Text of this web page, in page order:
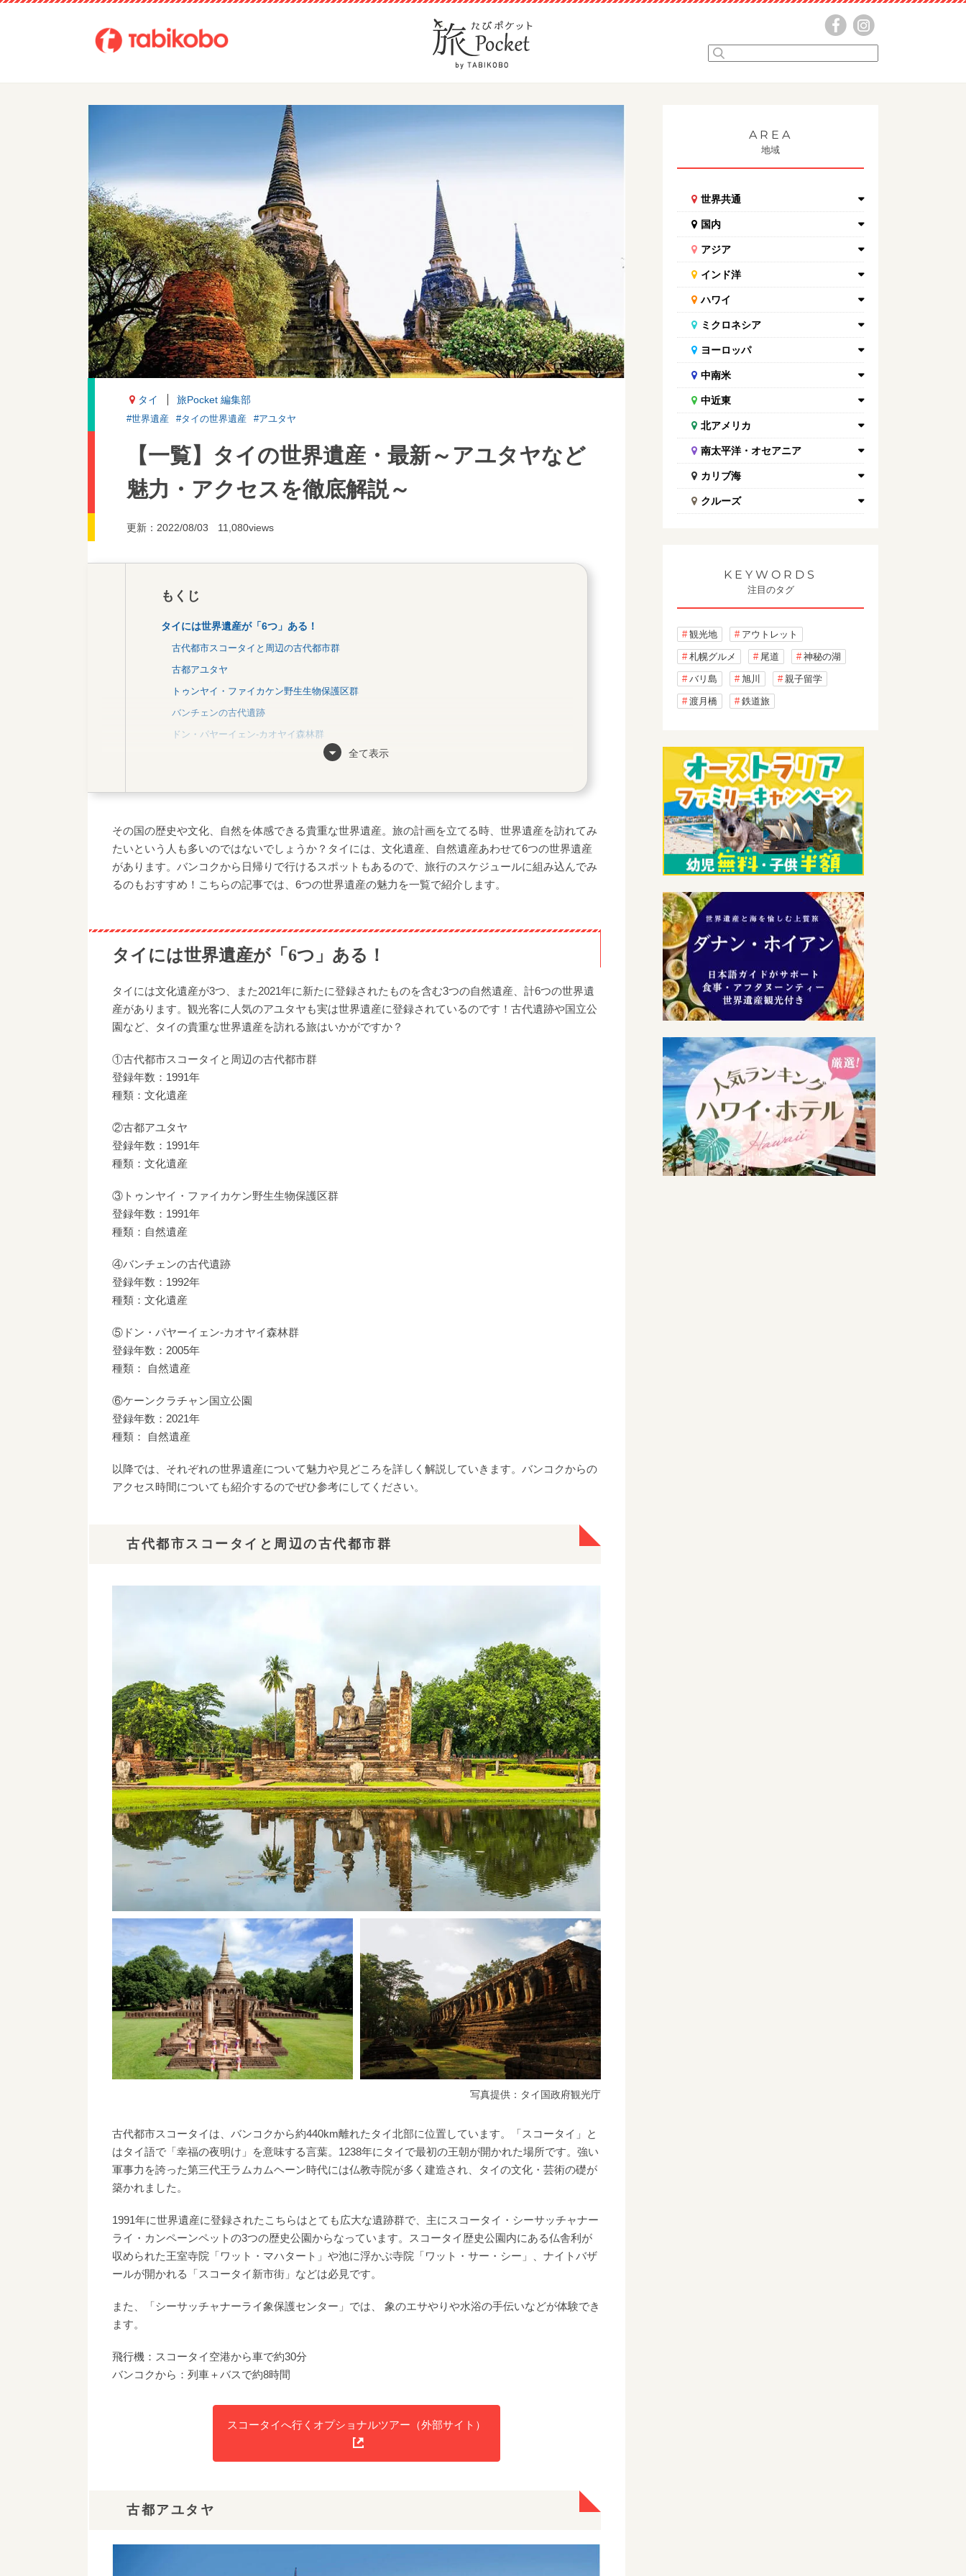
タイ 旅Pocket 編集部
#世界遺産 #タイの世界遺産 #アユタヤ
【一覧】タイの世界遺産・最新～アユタヤなど
魅力・アクセスを徹底解説～
更新：2022/08/03 11,080views
もくじ
タイには世界遺産が「6つ」ある！
古代都市スコータイと周辺の古代都市群
古都アユタヤ
トゥンヤイ・ファイカケン野生生物保護区群
バンチェンの古代遺跡
ドン・パヤーイェン-カオヤイ森林群
【行事】ソンクラーン
【行事】チェンマイ・イーペン祭り
全て表示
その国の歴史や文化、自然を体感できる貴重な世界遺産。旅の計画を立てる時、世界遺産を訪れてみ
たいという人も多いのではないでしょうか？タイには、文化遺産、自然遺産あわせて6つの世界遺産
があります。バンコクから日帰りで行けるスポットもあるので、旅行のスケジュールに組み込んでみ
るのもおすすめ！こちらの記事では、6つの世界遺産の魅力を一覧で紹介します。
タイには世界遺産が「6つ」ある！
タイには文化遺産が3つ、また2021年に新たに登録されたものを含む3つの自然遺産、計6つの世界遺
産があります。観光客に人気のアユタヤも実は世界遺産に登録されているのです！古代遺跡や国立公
園など、タイの貴重な世界遺産を訪れる旅はいかがですか？
①古代都市スコータイと周辺の古代都市群
登録年数：1991年
種類：文化遺産
②古都アユタヤ
登録年数：1991年
種類：文化遺産
③トゥンヤイ・ファイカケン野生生物保護区群
登録年数：1991年
種類：自然遺産
④バンチェンの古代遺跡
登録年数：1992年
種類：文化遺産
⑤ドン・パヤーイェン-カオヤイ森林群
登録年数：2005年
種類： 自然遺産
⑥ケーンクラチャン国立公園
登録年数：2021年
種類： 自然遺産
以降では、それぞれの世界遺産について魅力や見どころを詳しく解説していきます。バンコクからの
アクセス時間についても紹介するのでぜひ参考にしてください。
古代都市スコータイと周辺の古代都市群
写真提供：タイ国政府観光庁
古代都市スコータイは、バンコクから約440km離れたタイ北部に位置しています。「スコータイ」と
はタイ語で「幸福の夜明け」を意味する言葉。1238年にタイで最初の王朝が開かれた場所です。強い
軍事力を誇った第三代王ラムカムヘーン時代には仏教寺院が多く建造され、タイの文化・芸術の礎が
築かれました。
1991年に世界遺産に登録されたこちらはとても広大な遺跡群で、主にスコータイ・シーサッチャナー
ライ・カンペーンペットの3つの歴史公園からなっています。スコータイ歴史公園内にある仏舎利が
収められた王室寺院「ワット・マハタート」や池に浮かぶ寺院「ワット・サー・シー」、ナイトバザ
ールが開かれる「スコータイ新市街」などは必見です。
また、「シーサッチャナーライ象保護センター」では、 象のエサやりや水浴の手伝いなどが体験でき
ます。
飛行機：スコータイ空港から車で約30分
バンコクから：列車＋バスで約8時間
スコータイへ行くオプショナルツアー（外部サイト）
古都アユタヤ
AREA
地域
世界共通
国内
アジア
インド洋
ハワイ
ミクロネシア
ヨーロッパ
中南米
中近東
北アメリカ
南太平洋・オセアニア
カリブ海
クルーズ
KEYWORDS
注目のタグ
観光地 アウトレット
札幌グルメ 尾道 神秘の湖
バリ島 旭川 親子留学
渡月橋 鉄道旅